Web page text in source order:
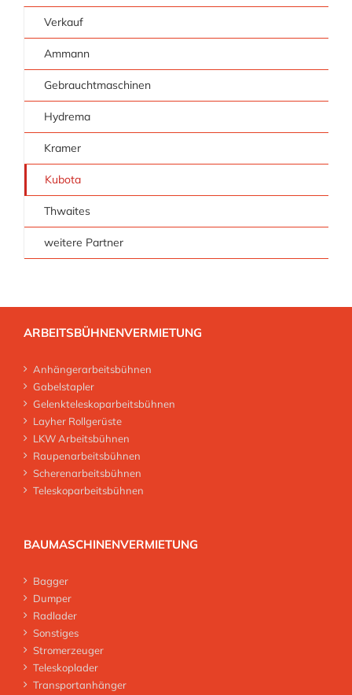
Verkauf
Ammann
Gebrauchtmaschinen
Hydrema
Kramer
Kubota
Thwaites
weitere Partner
ARBEITSBÜHNENVERMIETUNG
Anhängerarbeitsbühnen
Gabelstapler
Gelenkteleskoparbeitsbühnen
Layher Rollgerüste
LKW Arbeitsbühnen
Raupenarbeitsbühnen
Scherenarbeitsbühnen
Teleskoparbeitsbühnen
BAUMASCHINENVERMIETUNG
Bagger
Dumper
Radlader
Sonstiges
Stromerzeuger
Teleskoplader
Transportanhänger